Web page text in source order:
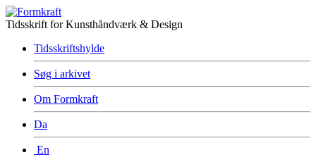
Tidsskrift for Kunsthåndværk & Design
Tidsskriftshylde
Søg i arkivet
Om Formkraft
Da
En